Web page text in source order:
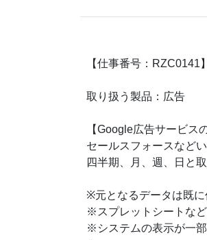
【仕事番号：RZC0141】
取り扱う製品：広告
【Google広告サービ
セールスフォースなど
四半期、月、週、日と
※元となるデータは既
※スプレットシートな
※システムの表示が一